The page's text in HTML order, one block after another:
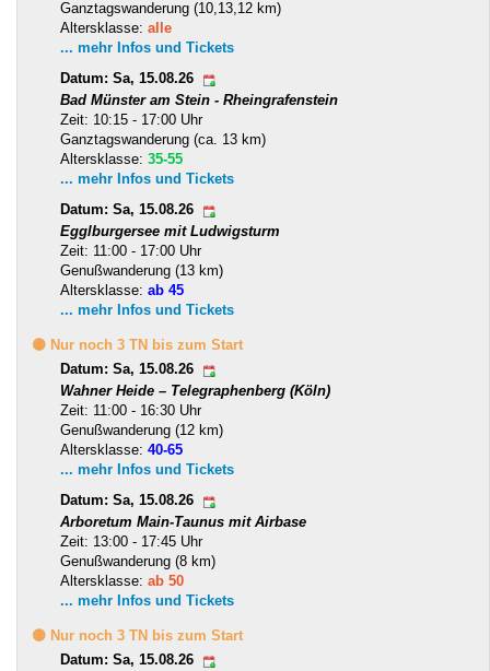
Ganztagswanderung (10,13,12 km)
Altersklasse: alle
... mehr Infos und Tickets
Datum: Sa, 15.08.26
Bad Münster am Stein - Rheingrafenstein
Zeit: 10:15 - 17:00 Uhr
Ganztagswanderung (ca. 13 km)
Altersklasse: 35-55
... mehr Infos und Tickets
Datum: Sa, 15.08.26
Egglburgersee mit Ludwigsturm
Zeit: 11:00 - 17:00 Uhr
Genußwanderung (13 km)
Altersklasse: ab 45
... mehr Infos und Tickets
🟡 Nur noch 3 TN bis zum Start
Datum: Sa, 15.08.26
Wahner Heide – Telegraphenberg (Köln)
Zeit: 11:00 - 16:30 Uhr
Genußwanderung (12 km)
Altersklasse: 40-65
... mehr Infos und Tickets
Datum: Sa, 15.08.26
Arboretum Main-Taunus mit Airbase
Zeit: 13:00 - 17:45 Uhr
Genußwanderung (8 km)
Altersklasse: ab 50
... mehr Infos und Tickets
🟡 Nur noch 3 TN bis zum Start
Datum: Sa, 15.08.26